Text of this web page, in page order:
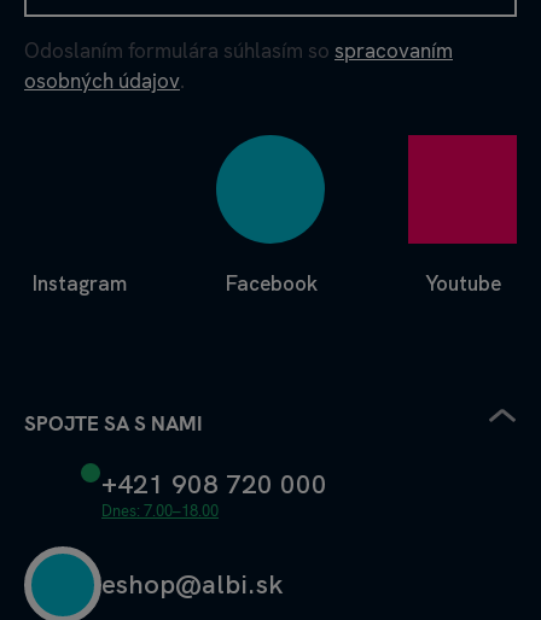
Odoslaním formulára súhlasím so spracovaním
osobných údajov.
Facebook
Instagram Youtube
SPOJTE SA S NAMI
+421 908 720 000
Dnes: 7.00–18.00
eshop@albi.sk